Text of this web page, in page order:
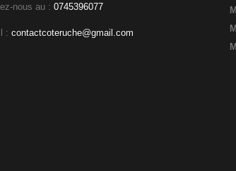
nous au : 0745396077
: contactcoteruche@gmail.com